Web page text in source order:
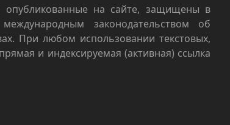
на сайте, защищены в
законодательством об
При любом использовании текстовых,
и индексируемая (активная) ссылка